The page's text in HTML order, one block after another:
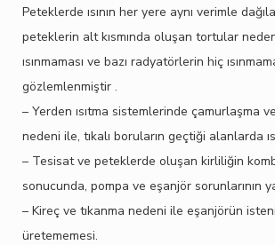
Peteklerde ısının her yere aynı verimle
peteklerin alt kısmında oluşan tortular
ısınmaması ve bazı radyatörlerin hiç
gözlemlenmiştir .
– Yerden ısıtma sistemlerinde çamurlaşma
nedeni ile, tıkalı boruların geçtiği alanlarda
– Tesisat ve peteklerde oluşan kirliliğin
sonucunda, pompa ve eşanjör sorunlarının
– Kireç ve tıkanma nedeni ile eşanjörün
üretememesi.